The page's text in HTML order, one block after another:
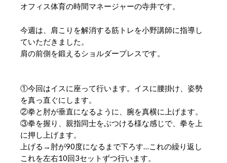
オフィス体育の時間マネージャーの寺井です。
今週は、肩こりを解消する筋トレを小野講師に指導し
ていただきました。
肩の前側を鍛えるショルダープレスです。
①今回はイスに座って行います。イスに腰掛け、姿勢
を真っ直ぐにします。
②拳と肘が垂直になるように、腕を真横に上げます。
③拳を握り、親指同士をぶつける様な感じで、拳を上
に押し上げます。
上げる→肘が90度になるまで下ろす…これの繰り返し
これを左右10回3セットずつ行います。